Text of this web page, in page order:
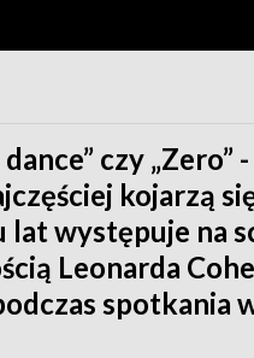
dance” czy
kojarzą
występuje na
Leonarda
spotkania